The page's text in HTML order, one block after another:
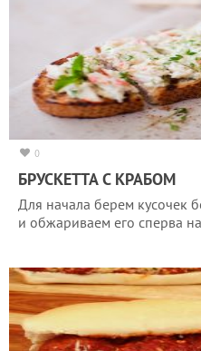
0
БРУСКЕТТА С КРАБОМ
Для начала берем кусочек
и обжариваем его сперва